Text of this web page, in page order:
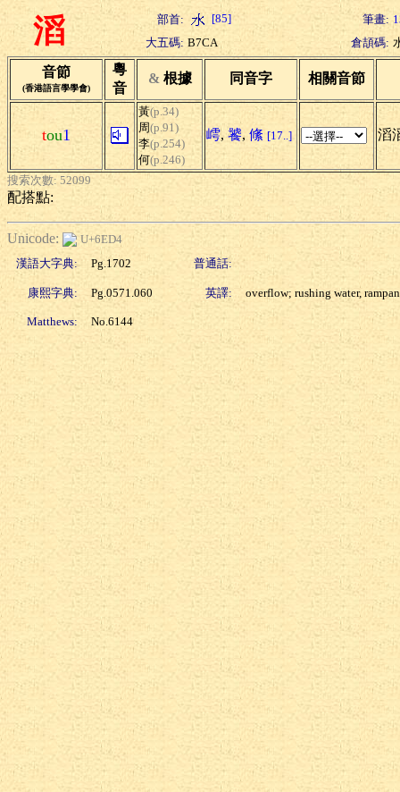
滔 部首: [85] 筆畫:
大五碼: B7CA 倉頡碼:
音節
(香港語言學學會)
粵
音
& 根據 同音字 相關音節
tou1
黃(p.34)
周(p.91)
李(p.254)
何(p.246)
嶀, 饕, 絛 [17..] 滔
搜索次數: 52099
配搭點:
Unicode:
U+6ED4
漢語大字典:
Pg.1702 普通話:
康熙字典: Pg.0571.060 英譯: overflow; rushing water,
Matthews: No.6144